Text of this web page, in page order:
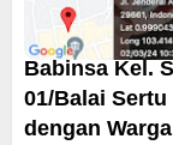
Babinsa Kel.
01/Balai
dengan